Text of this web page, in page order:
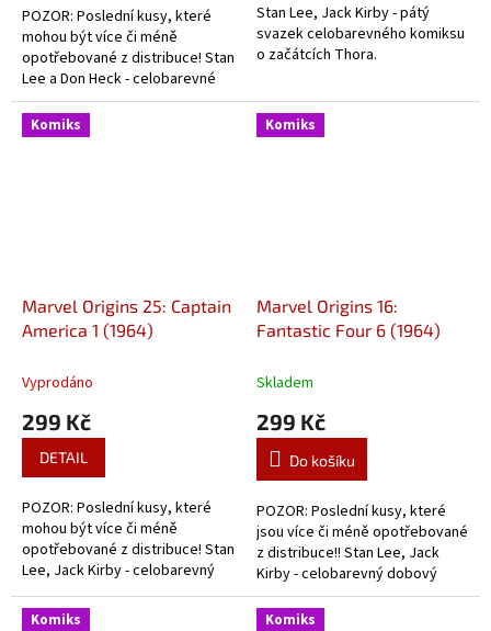
POZOR: Poslední kusy, které
mohou být více či méně
opotřebované z distribuce! Stan
Lee a Don Heck - celobarevné
komiksy z doby začátků Iron
Mana.
Stan Lee, Jack Kirby - pátý
svazek celobarevného komiksu
o začátcích Thora.
Komiks
Marvel Origins 25: Captain
America 1 (1964)
Vyprodáno
299 Kč
DETAIL
POZOR: Poslední kusy, které
mohou být více či méně
opotřebované z distribuce! Stan
Lee, Jack Kirby - celobarevný
dobový komiks o začátcích
slavného kapitána.
Komiks
Marvel Origins 16:
Fantastic Four 6 (1964)
Skladem
299 Kč
Do košíku
POZOR: Poslední kusy, které
jsou více či méně opotřebované
z distribuce!! Stan Lee, Jack
Kirby - celobarevný dobový
komiks o začátcích Fantastic
Four.
Komiks Komiks